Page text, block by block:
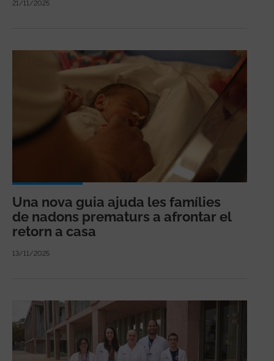
21/11/2025
Una nova guia ajuda les famílies
de nadons prematurs a afrontar el
retorn a casa
13/11/2025